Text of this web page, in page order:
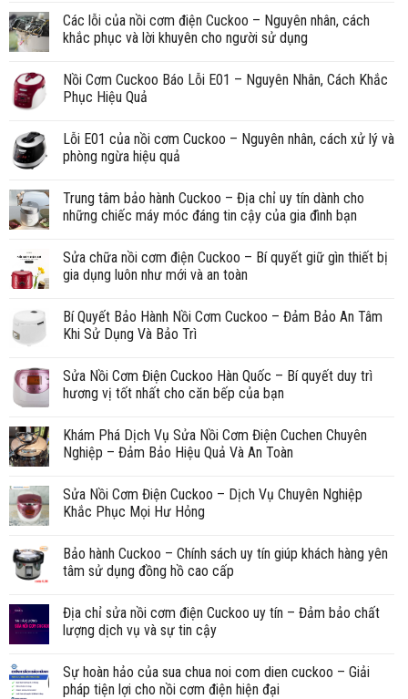
Các lỗi của nồi cơm điện Cuckoo – Nguyên nhân, cách
khắc phục và lời khuyên cho người sử dụng
Nồi Cơm Cuckoo Báo Lỗi E01 – Nguyên Nhân, Cách Khắc
Phục Hiệu Quả
Lỗi E01 của nồi cơm Cuckoo – Nguyên nhân, cách xử lý và
phòng ngừa hiệu quả
Trung tâm bảo hành Cuckoo – Địa chỉ uy tín dành cho
những chiếc máy móc đáng tin cậy của gia đình bạn
Sửa chữa nồi cơm điện Cuckoo – Bí quyết giữ gìn thiết bị
gia dụng luôn như mới và an toàn
Bí Quyết Bảo Hành Nồi Cơm Cuckoo – Đảm Bảo An Tâm
Khi Sử Dụng Và Bảo Trì
Sửa Nồi Cơm Điện Cuckoo Hàn Quốc – Bí quyết duy trì
hương vị tốt nhất cho căn bếp của bạn
Khám Phá Dịch Vụ Sửa Nồi Cơm Điện Cuchen Chuyên
Nghiệp – Đảm Bảo Hiệu Quả Và An Toàn
Sửa Nồi Cơm Điện Cuckoo – Dịch Vụ Chuyên Nghiệp
Khắc Phục Mọi Hư Hỏng
Bảo hành Cuckoo – Chính sách uy tín giúp khách hàng yên
tâm sử dụng đồng hồ cao cấp
Địa chỉ sửa nồi cơm điện Cuckoo uy tín – Đảm bảo chất
lượng dịch vụ và sự tin cậy
Sự hoàn hảo của sua chua noi com dien cuckoo – Giải
pháp tiện lợi cho nồi cơm điện hiện đại